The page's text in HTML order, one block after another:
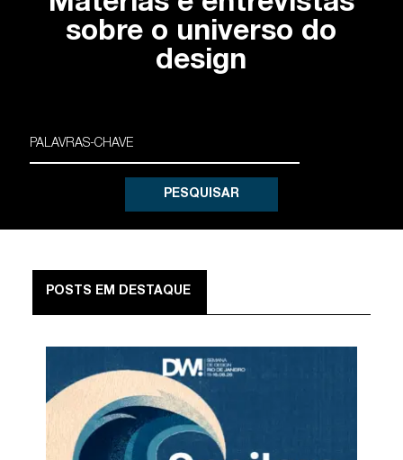
sobre o universo do
design
PESQUISAR
POSTS EM DESTAQUE